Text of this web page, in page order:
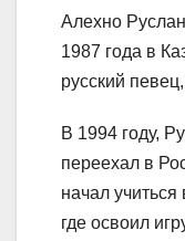
Алехно
1987 года в
русский
В 1994 году,
переехал в
начал
где освоил